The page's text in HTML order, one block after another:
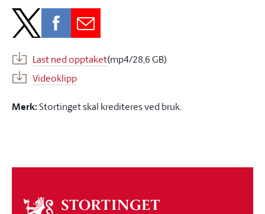
Last ned opptaket(mp4/28,6 GB)
Videoklipp
Merk:Stortinget skal krediteres ved bruk.
Om